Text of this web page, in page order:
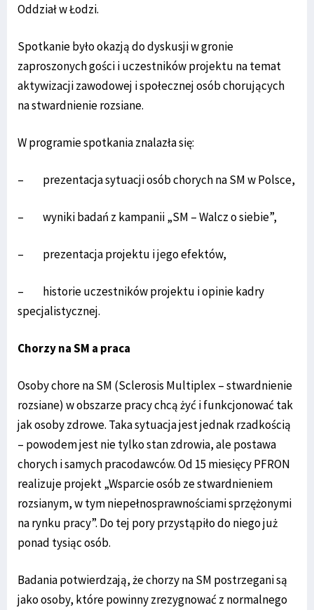
Oddział w Łodzi.
Spotkanie było okazją do dyskusji w gronie
zaproszonych gości i uczestników projektu na temat
aktywizacji zawodowej i społecznej osób chorujących
na stwardnienie rozsiane.
W programie spotkania znalazła się:
– prezentacja sytuacji osób chorych na SM w Polsce,
– wyniki badań z kampanii „SM – Walcz o siebie”,
– prezentacja projektu i jego efektów,
– historie uczestników projektu i opinie kadry
specjalistycznej.
Chorzy na SM a praca
Osoby chore na SM (Sclerosis Multiplex – stwardnienie
rozsiane) w obszarze pracy chcą żyć i funkcjonować tak
jak osoby zdrowe. Taka sytuacja jest jednak rzadkością
– powodem jest nie tylko stan zdrowia, ale postawa
chorych i samych pracodawców. Od 15 miesięcy PFRON
realizuje projekt „Wsparcie osób ze stwardnieniem
rozsianym, w tym niepełnosprawnościami sprzężonymi
na rynku pracy”. Do tej pory przystąpiło do niego już
ponad tysiąc osób.
Badania potwierdzają, że chorzy na SM postrzegani są
jako osoby, które powinny zrezygnować z normalnego